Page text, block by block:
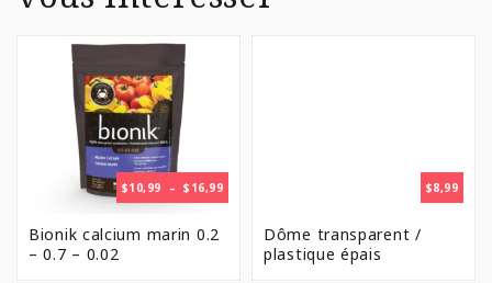
$10,99 – $ 16,99PLAGE
DE
Bionik calcium marin 0.2
– 0.7 – 0.02
$8,99
Dôme transparent /
plastique épais